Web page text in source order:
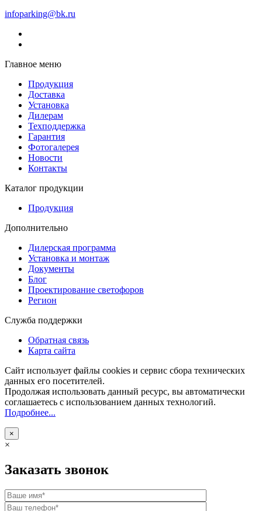
infoparking@bk.ru
Главное меню
Продукция
Доставка
Установка
Дилерам
Техподдержка
Гарантия
Фотогалерея
Новости
Контакты
Каталог продукции
Продукция
Дополнительно
Дилерская программа
Установка и монтаж
Документы
Блог
Проектирование светофоров
Регион
Служба поддержки
Обратная связь
Карта сайта
Сайт использует файлы cookies и сервис сбора технических
данных его посетителей.
Продолжая использовать данный ресурс, вы автоматически
соглашаетесь с использованием данных технологий.
Подробнее...
×
×
Заказать звонок